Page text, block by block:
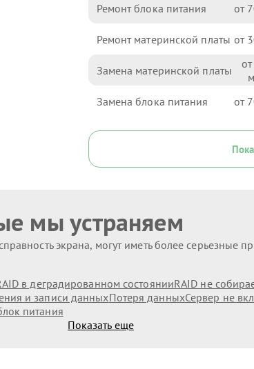
Ремонт блока питания
Ремонт материнской платы
Замена материнской платы
Замена блока питания
мы устраняем
экрана, могут иметь более серьезные
в деградированном состоянииRAID не
и записи данныхПотеря данныхСервер не
питания
Показать еще